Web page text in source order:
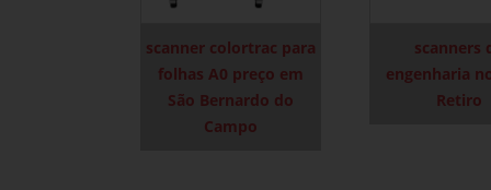
scanner colortrac para
folhas A0 preço em
São Bernardo do
Campo
scanners
engenharia
Retiro